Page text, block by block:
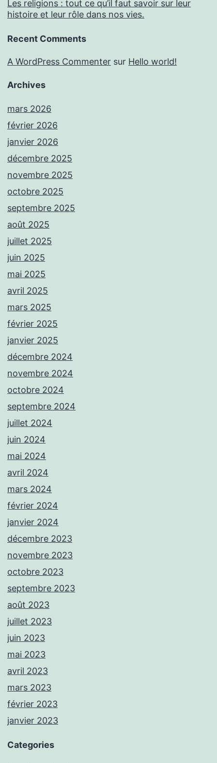
Les religions : tout ce qu’il faut savoir sur leur
histoire et leur rôle dans nos vies.
Recent Comments
A WordPress Commenter sur Hello world!
Archives
mars 2026
février 2026
janvier 2026
décembre 2025
novembre 2025
octobre 2025
septembre 2025
août 2025
juillet 2025
juin 2025
mai 2025
avril 2025
mars 2025
février 2025
janvier 2025
décembre 2024
novembre 2024
octobre 2024
septembre 2024
juillet 2024
juin 2024
mai 2024
avril 2024
mars 2024
février 2024
janvier 2024
décembre 2023
novembre 2023
octobre 2023
septembre 2023
août 2023
juillet 2023
juin 2023
mai 2023
avril 2023
mars 2023
février 2023
janvier 2023
Categories